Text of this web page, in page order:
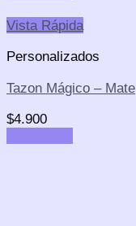
Vista Rápida
Personalizados
Tazon Mágico – Mate
$4.900